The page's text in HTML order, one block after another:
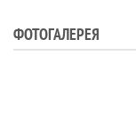
ФОТОГАЛЕРЕЯ